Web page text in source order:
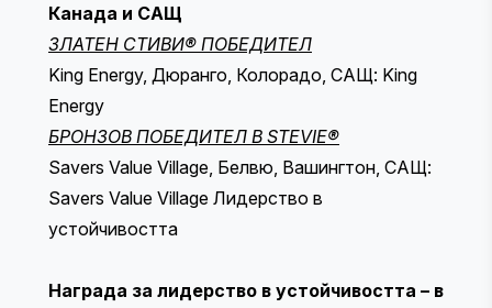
Канада и САЩ
ЗЛАТЕН СТИВИ® ПОБЕДИТЕЛ
King Energy, Дюранго, Колорадо, САЩ: King
Energy
БРОНЗОВ ПОБЕДИТЕЛ В STEVIE®
Savers Value Village, Белвю, Вашингтон, САЩ:
Savers Value Village Лидерство в
устойчивостта
Награда за лидерство в устойчивостта – в